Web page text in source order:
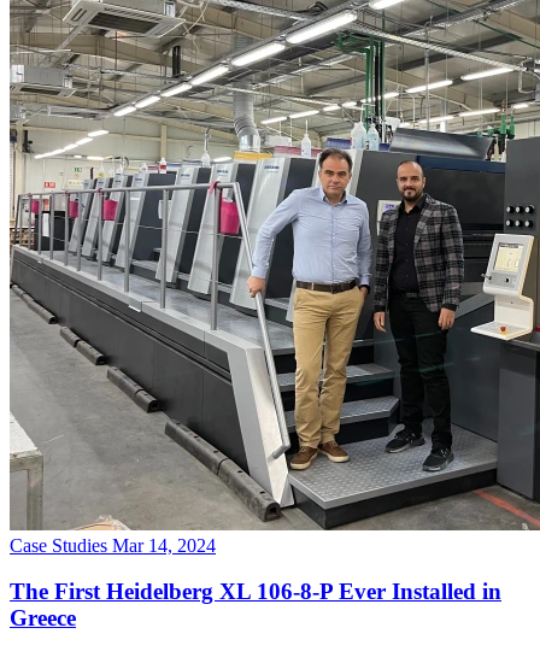
Case Studies Mar 14, 2024
The First Heidelberg XL 106-8-P Ever Installed in
Greece